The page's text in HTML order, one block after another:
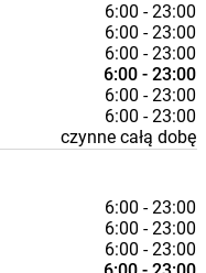
6:00 - 23:00
6:00 - 23:00
6:00 - 23:00
6:00 - 23:00
6:00 - 23:00
6:00 - 23:00
czynne całą dobę
6:00 - 23:00
6:00 - 23:00
6:00 - 23:00